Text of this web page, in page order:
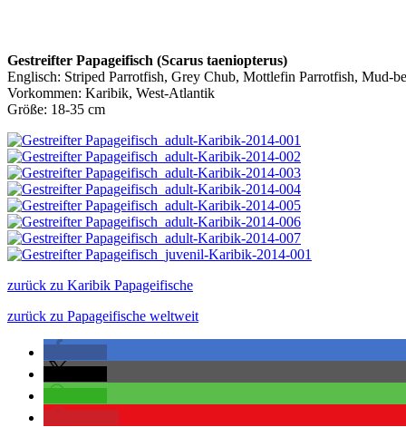
Gestreifter Papageifisch (Scarus taeniopterus)
Englisch: Striped Parrotfish, Grey Chub, Mottlefin Parrotfish, Mud-
Vorkommen: Karibik, West-Atlantik
Größe: 18-35 cm
zurück zu Karibik Papageifische
zurück zu Papageifische weltweit